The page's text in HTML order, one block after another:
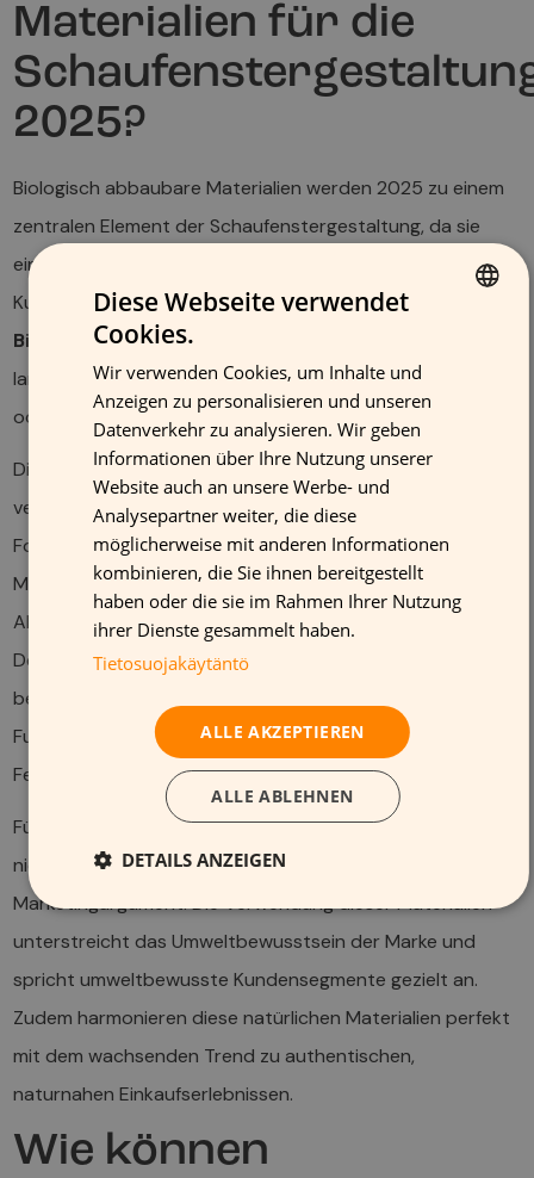
Materialien für die
2025?
Biologisch abbaubare Materialien werden 2025 zu einem
zentralen Element der Schaufenstergestaltung, da sie
eine umweltfreundliche Alternative zu herkömmlichen
Kunststoffen und Verbundwerkstoffen bieten. Diese
Biomaterialienhinterlassen nach ihrer Nutzung keine
langfristigen Umweltschäden und können kompostiert
oder recycelt werden.
Die neue Generation dieser Materialien überzeugt durch
verbesserte Eigenschaften wie Wetterfestigkeit,
Formstabilität und Bedruckbarkeit. Innovative
Materialmischungen aus Pilzmyzel, Zellulose oder
Alginaten eignen sich hervorragend für dreidimensionale
Dekorationselemente und Displays. Besonders
beeindruckend sind Materialien, die zusätzliche
Funktionen erfüllen, etwa durch natürliche Duftstoffe oder
Feuchtigkeitsregulation.
Für Einzelhändler bieten biologisch abbaubare Materialien
nicht nur ökologische Vorteile, sondern auch ein starkes
Marketingargument. Die Verwendung dieser Materialien
unterstreicht das Umweltbewusstsein der Marke und
spricht umweltbewusste Kundensegmente gezielt an.
Zudem harmonieren diese natürlichen Materialien perfekt
mit dem wachsenden Trend zu authentischen,
naturnahen Einkaufserlebnissen.
Wie können
ENGLISH
Diese Webseite verwendet
Cookies.
Wir verwenden Cookies, um Inhalte und
Anzeigen zu personalisieren und unseren
Datenverkehr zu analysieren. Wir geben
Informationen über Ihre Nutzung unserer
Website auch an unsere Werbe- und
Analysepartner weiter, die diese
möglicherweise mit anderen Informationen
kombinieren, die Sie ihnen bereitgestellt
haben oder die sie im Rahmen Ihrer Nutzung
ihrer Dienste gesammelt haben.
Tietosuojakäytäntö
ALLE AKZEPTIEREN
ALLE ABLEHNEN
DETAILS ANZEIGEN